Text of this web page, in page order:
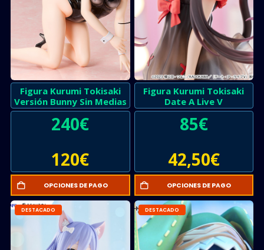
Figura Kurumi Tokisaki
Versión Bunny Sin Medias
240€
120€
OPCIONES DE PAGO
Figura Kurumi Tokisaki
Date A Live V
85€
42,50€
OPCIONES DE PAGO
DESTACADO DESTACADO